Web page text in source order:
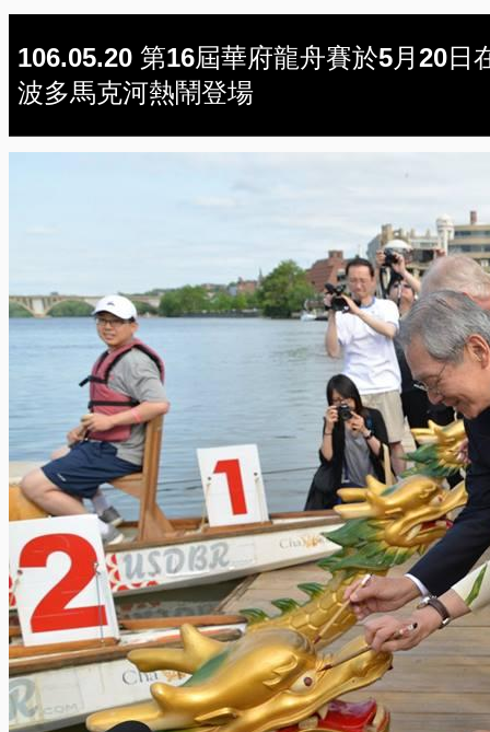
106.05.20 第16屆華府龍舟賽於5月20日
波多馬克河熱鬧登場